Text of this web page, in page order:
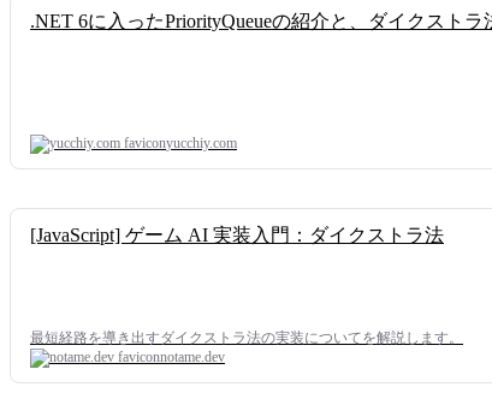
.NET 6に入ったPriorityQueueの紹介と、ダイクストラ
yucchiy.com
[JavaScript] ゲーム AI 実装入門：ダイクストラ法
最短経路を導き出すダイクストラ法の実装についてを解説します。
notame.dev